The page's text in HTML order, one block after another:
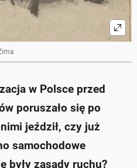
w Polsce przed
poruszało się po
jeździł, czy już
samochodowe
były zasady ruchu?